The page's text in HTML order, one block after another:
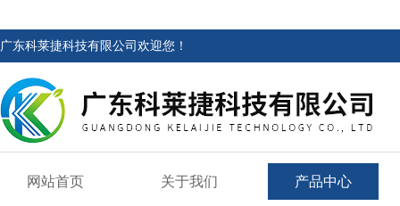
广东科莱捷科技有限公司欢迎您！
网站首页 关于我们 产品中心